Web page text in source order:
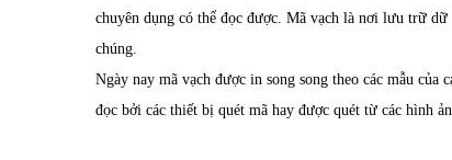
chuyên dụng có thể đọc được. Mã vạch là nơi lưu trữ
chúng.
Ngày nay mã vạch được in song song theo các mẫu
đọc bởi các thiết bị quét mã hay được quét từ các hình